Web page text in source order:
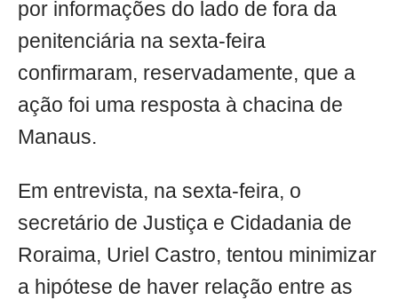
por informações do lado de fora da
penitenciária na sexta-feira
confirmaram, reservadamente, que a
ação foi uma resposta à chacina de
Manaus.
Em entrevista, na sexta-feira, o
secretário de Justiça e Cidadania de
Roraima, Uriel Castro, tentou minimizar
a hipótese de haver relação entre as